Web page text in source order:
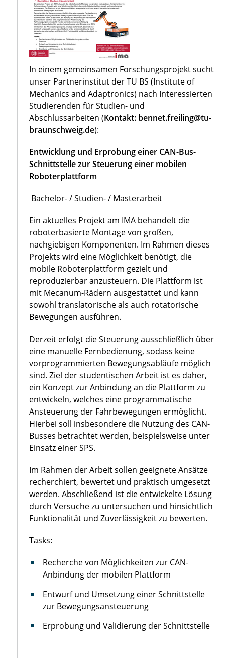
In einem gemeinsamen Forschungsprojekt sucht
unser Partnerinstitut der TU BS (Institute of
Mechanics and Adaptronics) nach Interessierten
Studierenden für Studien- und
Abschlussarbeiten (Kontakt: bennet.freiling@tu-
braunschweig.de):
Entwicklung und Erprobung einer CAN-Bus-
Schnittstelle zur Steuerung einer mobilen
Roboterplattform
Bachelor- / Studien- / Masterarbeit
Ein aktuelles Projekt am IMA behandelt die
roboterbasierte Montage von großen,
nachgiebigen Komponenten. Im Rahmen dieses
Projekts wird eine Möglichkeit benötigt, die
mobile Roboterplattform gezielt und
reproduzierbar anzusteuern. Die Plattform ist
mit Mecanum-Rädern ausgestattet und kann
sowohl translatorische als auch rotatorische
Bewegungen ausführen.
Derzeit erfolgt die Steuerung ausschließlich über
eine manuelle Fernbedienung, sodass keine
vorprogrammierten Bewegungsabläufe möglich
sind. Ziel der studentischen Arbeit ist es daher,
ein Konzept zur Anbindung an die Plattform zu
entwickeln, welches eine programmatische
Ansteuerung der Fahrbewegungen ermöglicht.
Hierbei soll insbesondere die Nutzung des CAN-
Busses betrachtet werden, beispielsweise unter
Einsatz einer SPS.
Im Rahmen der Arbeit sollen geeignete Ansätze
recherchiert, bewertet und praktisch umgesetzt
werden. Abschließend ist die entwickelte Lösung
durch Versuche zu untersuchen und hinsichtlich
Funktionalität und Zuverlässigkeit zu bewerten.
Tasks:
Recherche von Möglichkeiten zur CAN-
Anbindung der mobilen Plattform
Entwurf und Umsetzung einer Schnittstelle
zur Bewegungsansteuerung
Erprobung und Validierung der Schnittstelle